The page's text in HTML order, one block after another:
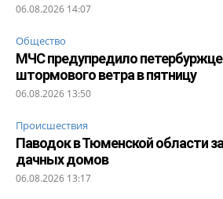
06.08.2026 14:07
Общество
МЧС предупредило
штормового ветра в пятницу
06.08.2026 13:50
Происшествия
Паводок в Тюменской области
дачных домов
06.08.2026 13:17